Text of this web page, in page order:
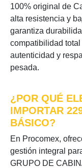
100% original de
alta resistencia y
garantiza
compatibilidad
autenticidad y
pesada.
¿POR QUÉ
IMPORTAR
BÁSICO?
En Procomex,
gestión integral
GRUPO DE